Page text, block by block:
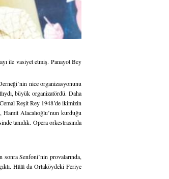
ile vasiyet etmiş. Panayot Bey
nice organizasyonunu
büyük organizatördü. Daha
Reşit Rey 1948’de ikimizin
Hamit Alacalıoğlu’nun kurduğu
tanıdık. Opera orkestrasında
sonra Senfoni’nin provalarında,
Hâlâ da Ortaköydeki Feriye